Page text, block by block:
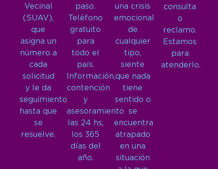
Vecinal
(SUAV),
que
asigna un
número a
cada
solicitud
y le da
seguimiento
hasta que
se
resuelve.
paso.
Teléfono
gratuito
para
todo el
país.
Información,
contención
y
asesoramiento
las 24 hs,
los 365
días del
año.
una crisis
emocional
de
cualquier
tipo,
siente
que nada
tiene
sentido o
se
encuentra
atrapado
en una
situación
consulta
o
reclamo.
Estamos
para
atenderlo.